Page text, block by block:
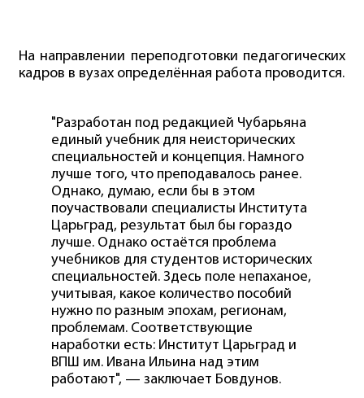
На направлении переподготовки педагогических
кадров в вузах определённая работа проводится.
"Разработан под редакцией Чубарьяна
единый учебник для неисторических
специальностей и концепция. Намного
лучше того, что преподавалось ранее.
Однако, думаю, если бы в этом
поучаствовали специалисты Института
Царьград, результат был бы гораздо
лучше. Однако остаётся проблема
учебников для студентов исторических
специальностей. Здесь поле непаханое,
учитывая, какое количество пособий
нужно по разным эпохам, регионам,
проблемам. Соответствующие
наработки есть: Институт Царьград и
ВПШ им. Ивана Ильина над этим
работают", — заключает Бовдунов.